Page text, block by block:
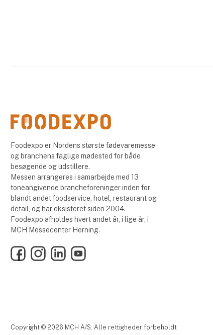
Foodexpo er Nordens største fødevaremesse
og branchens faglige mødested for både
besøgende og udstillere.
Messen arrangeres i samarbejde med 13
toneangivende brancheforeninger inden for
blandt andet foodservice, hotel, restaurant og
detail, og har eksisteret siden 2004.
Foodexpo afholdes hvert andet år, i lige år, i
MCH Messecenter Herning.
FacebookInstagramLinkedInYouTube
Copyright © 2026 MCH A/S. Alle rettigheder forbeholdt